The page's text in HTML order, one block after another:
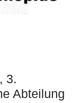
3.
Abteilung